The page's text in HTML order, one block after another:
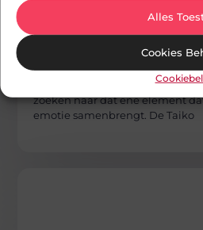
Alles
Cookies
evenementen
Evenementen die een
zoeken naar dat ene element
emotie samenbrengt. De Taiko